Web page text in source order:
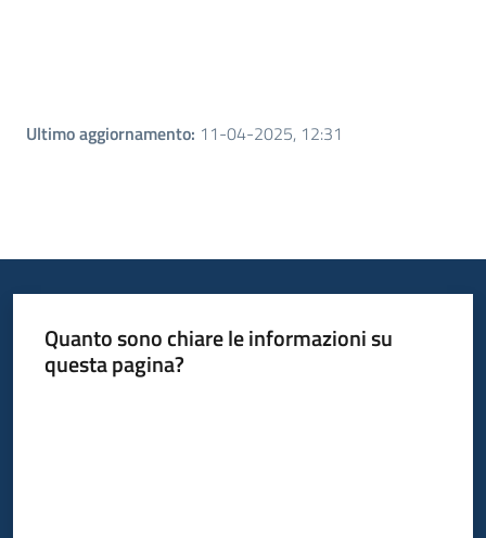
Ultimo aggiornamento: 11-04-2025, 12:31
Quanto sono chiare le informazioni su
questa pagina?